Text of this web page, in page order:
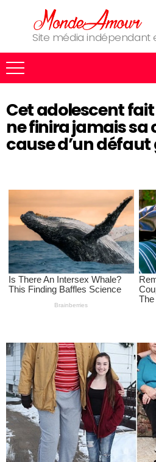
Site média indépendant
Cet adolescent
ne finira jamais sa
cause d’un